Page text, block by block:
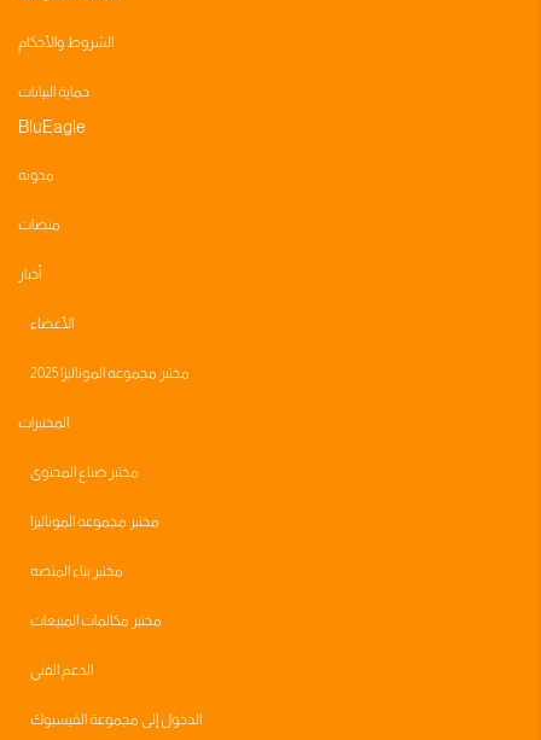
الشروط والأحكام
حماية البيانات
BluEagle
مدونه
منصات
أخبار
الأعضاء
مختبر مجموعه الموناليزا 2025
المختبرات
مختبر صناع المحتوى
مختبر مجموعه الموناليزا
مختبر بناء المنصه
مختبر مكالمات المبيعات
الدعم الفني
الدخول إلى مجموعة الفيسبوك